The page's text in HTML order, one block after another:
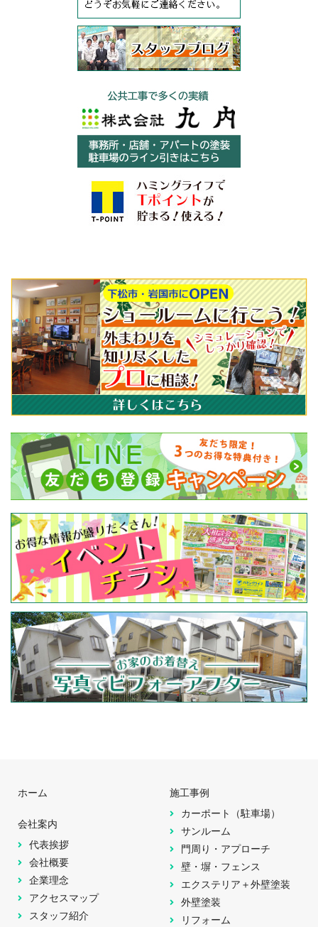
ホーム
会社案内
代表挨拶
会社概要
企業理念
アクセスマップ
スタッフ紹介
施工事例
カーポート（駐車場）
サンルーム
門周り・アプローチ
壁・塀・フェンス
エクステリア＋外壁塗装
外壁塗装
リフォーム